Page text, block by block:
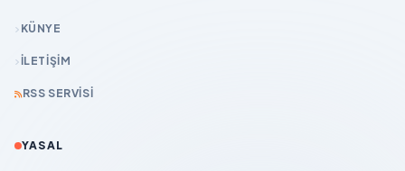
KÜNYE
İLETIŞIM
RSS SERVISI
YASAL